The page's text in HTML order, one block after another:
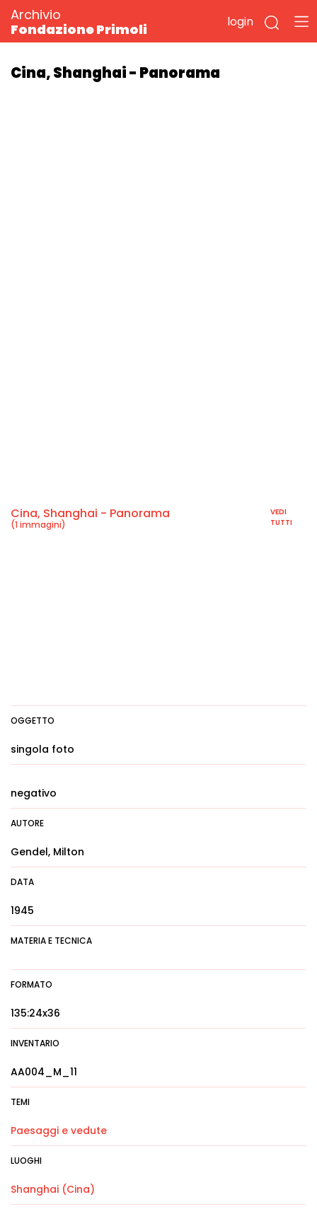
Archivio
Fondazione Primoli
login
Cina, Shanghai - Panorama
Cina, Shanghai - Panorama
(1 immagini)
VEDI
TUTTI
OGGETTO
singola foto
negativo
AUTORE
Gendel, Milton
DATA
1945
MATERIA E TECNICA
FORMATO
135:24x36
INVENTARIO
AA004_M_11
TEMI
Paesaggi e vedute
LUOGHI
Shanghai (Cina)